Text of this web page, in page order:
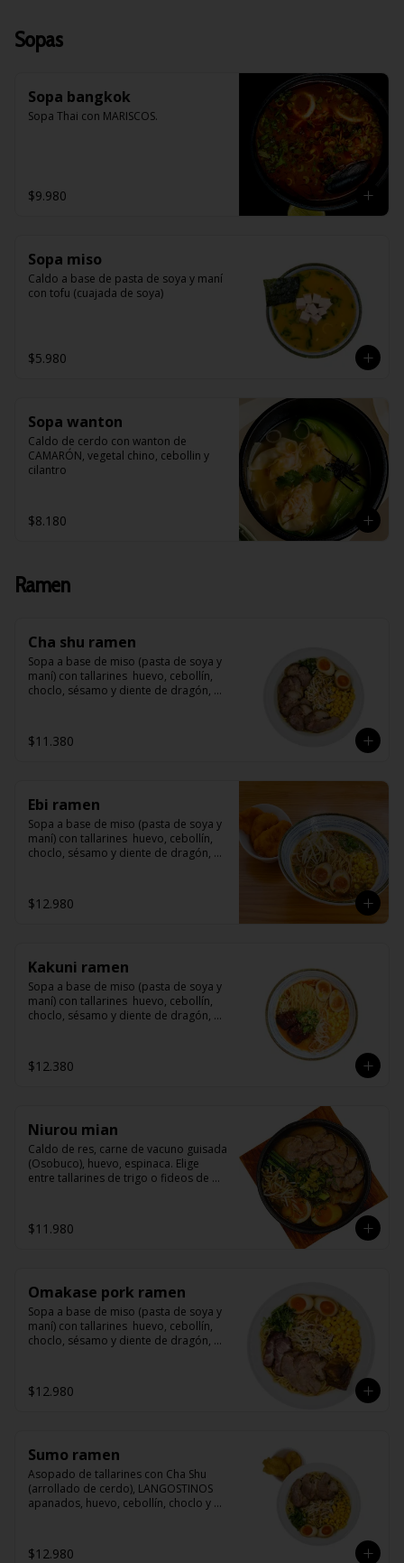
Sopas
Sopa bangkok
Sopa Thai con MARISCOS.
$9.980
Sopa miso
Caldo a base de pasta de soya y maní
con tofu (cuajada de soya)
$5.980
Sopa wanton
Caldo de cerdo con wanton de
CAMARÓN, vegetal chino, cebollin y
cilantro
$8.180
Ramen
Cha shu ramen
Sopa a base de miso (pasta de soya y
maní) con tallarines  huevo, cebollín,
choclo, sésamo y diente de dragón,
$11.380
Ebi ramen
Sopa a base de miso (pasta de soya y
maní) con tallarines  huevo, cebollín,
choclo, sésamo y diente de dragón,
$12.980
Kakuni ramen
Sopa a base de miso (pasta de soya y
maní) con tallarines  huevo, cebollín,
choclo, sésamo y diente de dragón,
$12.380
Niurou mian
Caldo de res, carne de vacuno guisada
(Osobuco), huevo, espinaca. Elige
entre tallarines de trigo o fideos de
$11.980
Omakase pork ramen
Sopa a base de miso (pasta de soya y
maní) con tallarines  huevo, cebollín,
choclo, sésamo y diente de dragón,
$12.980
Sumo ramen
Asopado de tallarines con Cha Shu
(arrollado de cerdo), LANGOSTINOS
apanados, huevo, cebollín, choclo y
maní y sésamo.
$12.980